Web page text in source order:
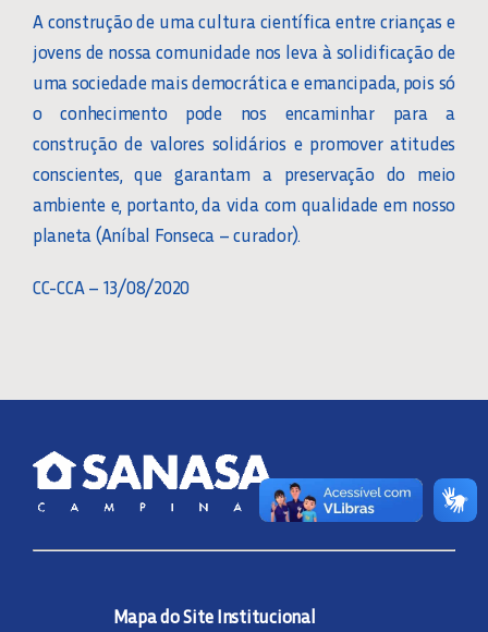
A construção de uma cultura científica entre crianças e
jovens de nossa comunidade nos leva à solidificação de
uma sociedade mais democrática e emancipada, pois só
o conhecimento pode nos encaminhar para a
construção de valores solidários e promover atitudes
conscientes, que garantam a preservação do meio
ambiente e, portanto, da vida com qualidade em nosso
planeta (Aníbal Fonseca – curador).
CC-CCA – 13/08/2020
Mapa do Site Institucional